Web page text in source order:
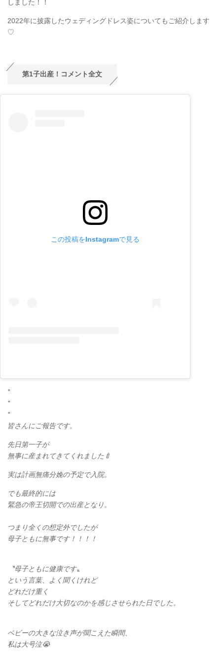
しました！！
2022年に披露したウェディングドレス姿についてもご紹介します
♡
第1子出産！コメント全文
この投稿をInstagramで見る
*
*
*
皆さんにご報告です。
先日第一子が
無事に産まれてきてくれました🍼
実は計画無痛分娩の予定で入院。
でも最終的には
緊急の帝王切開での出産となり。
つまり全くの想定外でしたが
母子ともに無事です！！！！
〝母子ともに健康です〟
という言葉、よく聞くけれど
どれだけ重く
そしてどれだけ大切なのかを感じさせられた日でした。
ベビーの大きな泣き声が聞こえた瞬間、
私は大号泣😭